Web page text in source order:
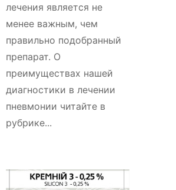
лечения является не
менее важным, чем
правильно подобранный
препарат. О
преимуществах нашей
диагностики в лечении
пневмонии читайте в
рубрике...